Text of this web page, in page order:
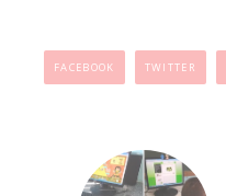
FACEBOOK TWITTER